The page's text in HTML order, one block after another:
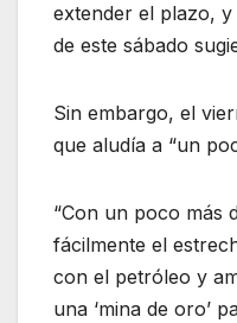
extender el plazo,
de este sábado
Sin embargo, el
que aludía a “un
“Con un poco más
fácilmente el
con el petróleo y
una ‘mina de oro’